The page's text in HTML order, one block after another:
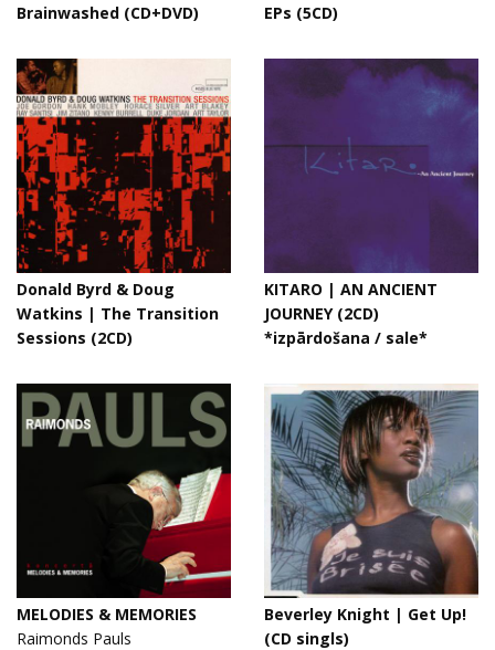
Brainwashed (CD+DVD) EPs (5CD)
Donald Byrd & Doug
Watkins | The Transition
Sessions (2CD)
KITARO | AN ANCIENT
JOURNEY (2CD)
*izpārdošana / sale*
MELODIES & MEMORIES
Raimonds Pauls
Beverley Knight | Get Up!
(CD singls)